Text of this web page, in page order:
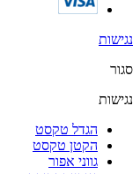
נגישות
סגור
נגישות
הגדל טקסט
הקטן טקסט
גווני אפור